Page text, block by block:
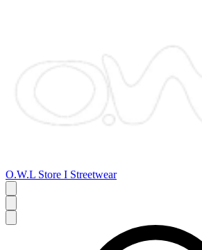
O.W.L Store I Streetwear